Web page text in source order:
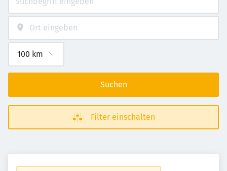
Suchen
Filter einschalten